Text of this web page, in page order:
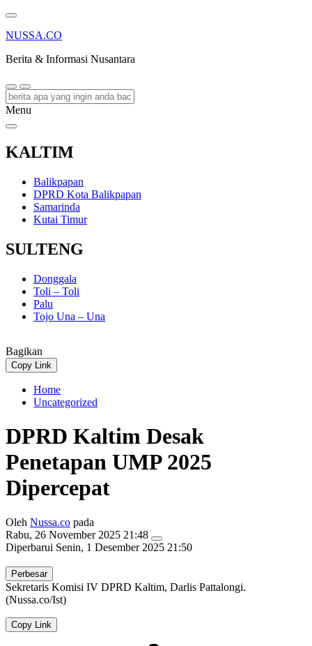
NUSSA.CO
Berita & Informasi Nusantara
Menu
KALTIM
Balikpapan
DPRD Kota Balikpapan
Samarinda
Kutai Timur
SULTENG
Donggala
Toli – Toli
Palu
Tojo Una – Una
Bagikan
Copy Link
Home
Uncategorized
DPRD Kaltim Desak
Penetapan UMP 2025
Dipercepat
Oleh Nussa.co pada
Rabu, 26 November 2025 21:48
Diperbarui Senin, 1 Desember 2025 21:50
Perbesar
Sekretaris Komisi IV DPRD Kaltim, Darlis Pattalongi.
(Nussa.co/Ist)
Copy Link